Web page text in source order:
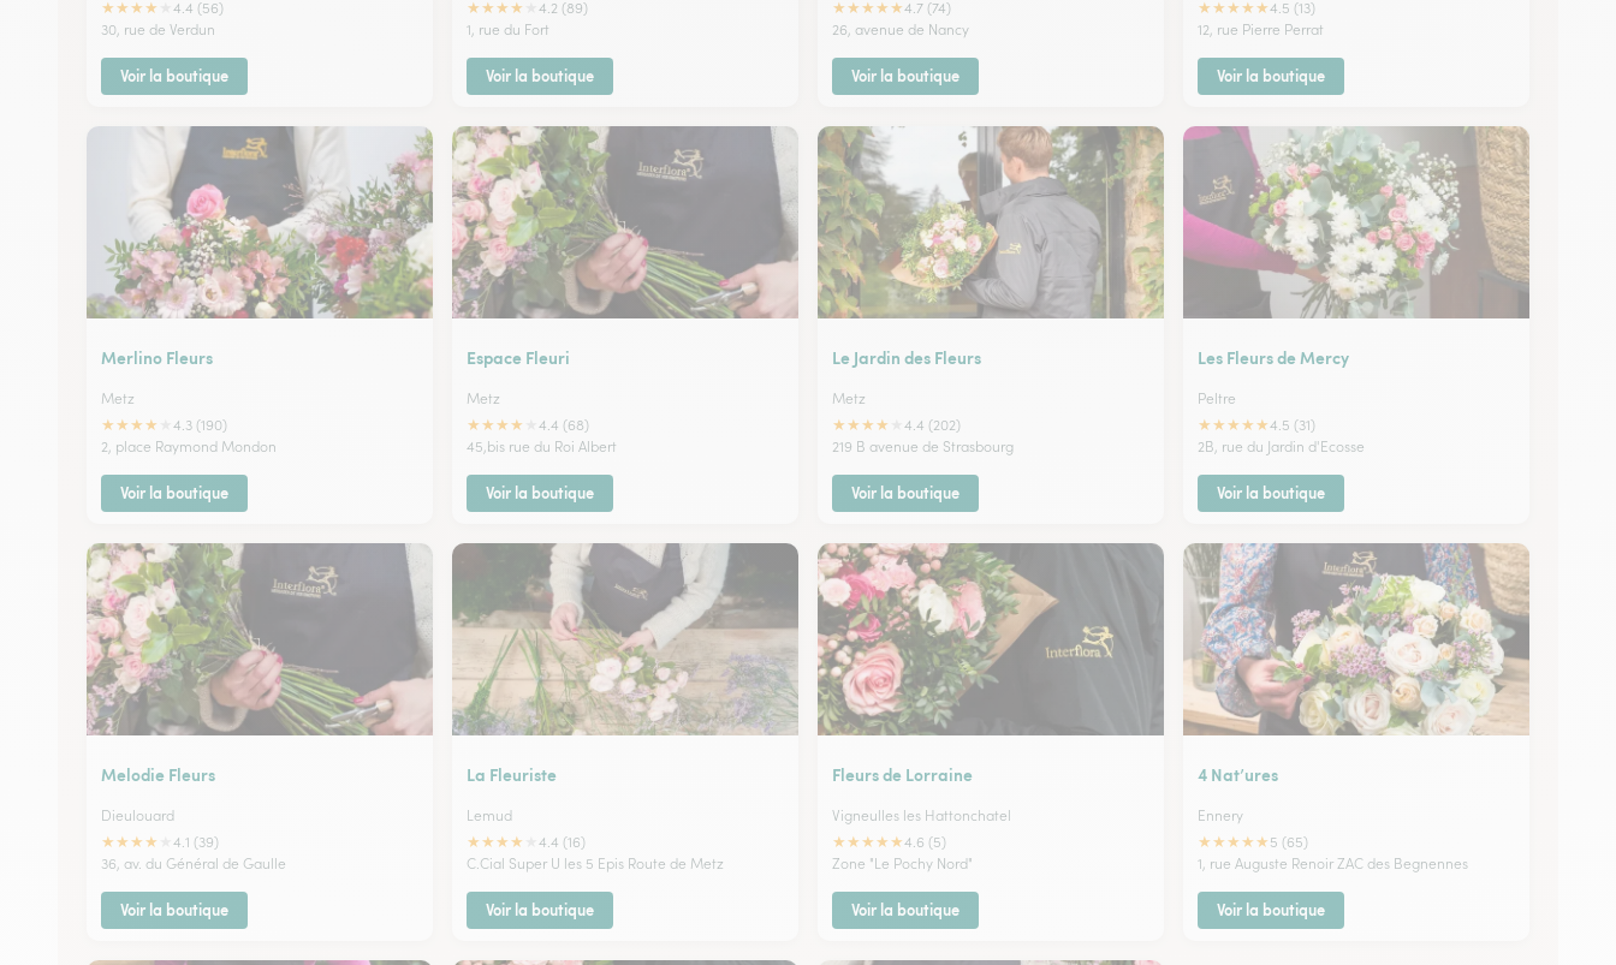
★★★★
4.4 (56)
30, rue de Verdun
Voir la boutique
★★★★
4.2 (89)
1, rue du Fort
Voir la boutique
★★★★★4.7 (74)
26, avenue de Nancy
Voir la boutique
★★★★★4.5 (13)
12, rue Pierre Perrat
Voir la boutique
Merlino Fleurs
Metz
★★★★
4.3 (190)
2, place Raymond Mondon
Voir la boutique
Espace Fleuri
Metz
★★★★
4.4 (68)
45,bis rue du Roi Albert
Voir la boutique
Le Jardin des Fleurs
Metz
★★★★
4.4 (202)
219 B avenue de Strasbourg
Voir la boutique
Les Fleurs de Mercy
Peltre
★★★★★4.5 (31)
2B, rue du Jardin d'Ecosse
Voir la boutique
Melodie Fleurs
Dieulouard
★★★★
4.1 (39)
36, av. du Général de Gaulle
Voir la boutique
La Fleuriste
Lemud
★★★★
4.4 (16)
C.Cial Super U les 5 Epis Route de Metz
Voir la boutique
Fleurs de Lorraine
Vigneulles les Hattonchatel
★★★★★4.6 (5)
Zone "Le Pochy Nord"
Voir la boutique
4 Nat’ures
Ennery
★★★★★ 5 (65)
1, rue Auguste Renoir ZAC des Begnennes
Voir la boutique